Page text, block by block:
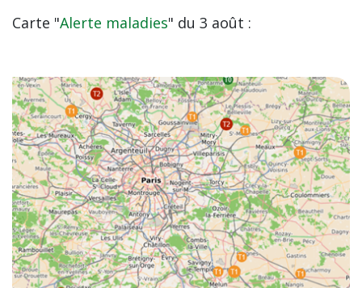
Carte "Alerte maladies" du 3 août :